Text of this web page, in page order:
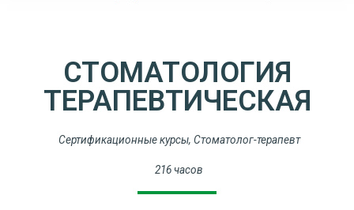
СТОМАТОЛОГИЯ
ТЕРАПЕВТИЧЕСКАЯ
Сертификационные курсы, Стоматолог-терапевт
216 часов